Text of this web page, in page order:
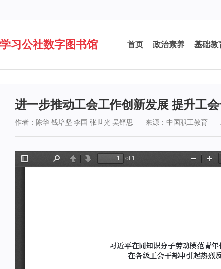
学习公社数字图书馆 首页 政治素养 基础教
进一步推动工会工作创新发展 提升工
作者：陈华 钱培坚 李国 张世光 吴铎思 来源：中国职工教育